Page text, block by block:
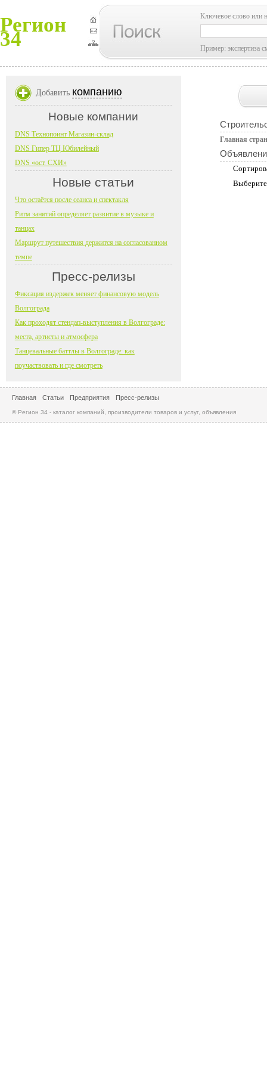
Регион
34
Ключевое слово или
Пример: экспертиза
Главная
Добавить компанию
Новые компании
DNS Технопоинт Магазин-склад
DNS Гипер ТЦ Юбилейный
DNS «ост. СХИ»
Новые статьи
Что остаётся после сеанса и спектакля
Ритм занятий определяет развитие в музыке и
танцах
Маршрут путешествия держится на согласованном
темпе
Пресс-релизы
Фиксация издержек меняет финансовую модель
Волгограда
Как проходят стендап-выступления в Волгограде:
места, артисты и атмосфера
Танцевальные баттлы в Волгограде: как
поучаствовать и где смотреть
Главная Статьи Предприятия Пресс-релизы
© Регион 34 - каталог компаний, производители товаров и услуг, объявления